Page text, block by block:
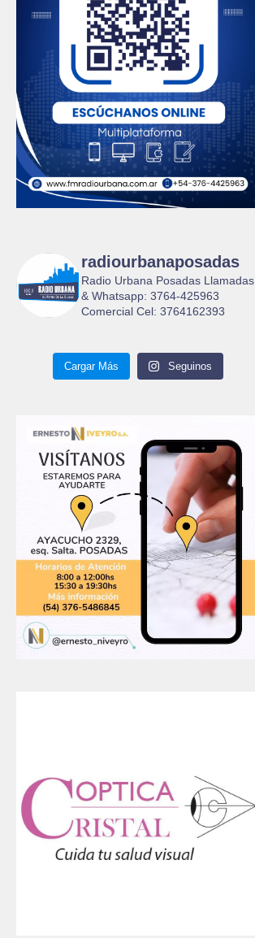
radiourbanaposadas
Radio Urbana Posadas Llamadas
& Whatsapp: 3764-425963
Comercial Cel: 3764162393
Cargar Más Seguinos